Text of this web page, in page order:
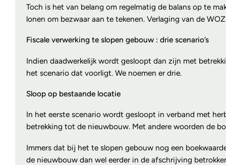
Toch is het van belang om regelmatig de balans op te
lonen om bezwaar aan te tekenen. Verlaging van de
Fiscale verwerking te slopen gebouw : drie scenario’s
Indien daadwerkelijk wordt gesloopt dan zijn met
het scenario dat voorligt. We noemen er drie.
Sloop op bestaande locatie
In het eerste scenario wordt gesloopt in verband met
betrekking tot de nieuwbouw. Met andere woorden de
Immers dat bij het te slopen gebouw nog een
de nieuwbouw dan wel eerder in de afschrijving